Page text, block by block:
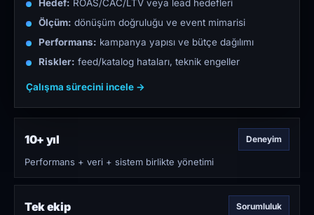
Hedef: ROAS/CAC/LTV veya lead hedefleri
Ölçüm: dönüşüm doğruluğu ve event mimarisi
Performans: kampanya yapısı ve bütçe dağılımı
Riskler: feed/katalog hataları, teknik engeller
Çalışma sürecini incele →
10+ yıl Deneyim
Performans + veri + sistem birlikte yönetimi
Tek ekip Sorumluluk